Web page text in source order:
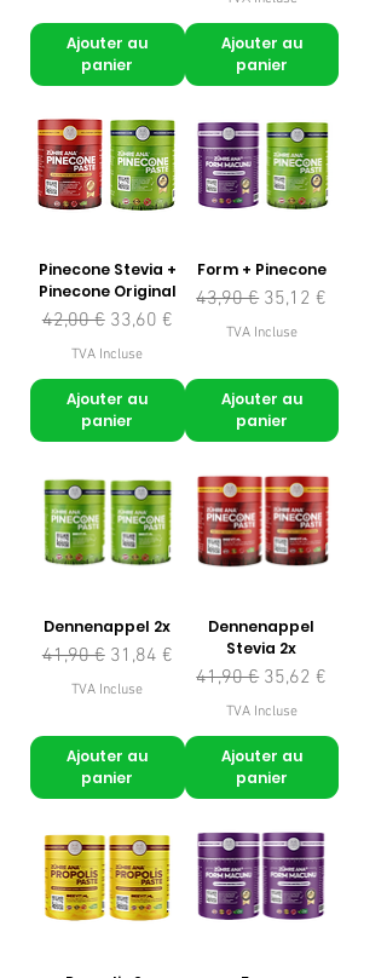
Ajouter au
panier
Ajouter au
panier
Pinecone Stevia +
Pinecone Original
Prix original
42,00 € Prix promotionnel
33,60 €
TVA Incluse
Ajouter au
panier
Form + Pinecone
Prix original
43,90 € Prix
35,12 €
TVA Incluse
Ajouter au
panier
Dennenappel 2x
Prix original
41,90 € Prix promotionnel
31,84 €
TVA Incluse
Ajouter au
panier
Dennenappel
Stevia 2x
Prix original
41,90 € Prix
35,62 €
TVA Incluse
Ajouter au
panier